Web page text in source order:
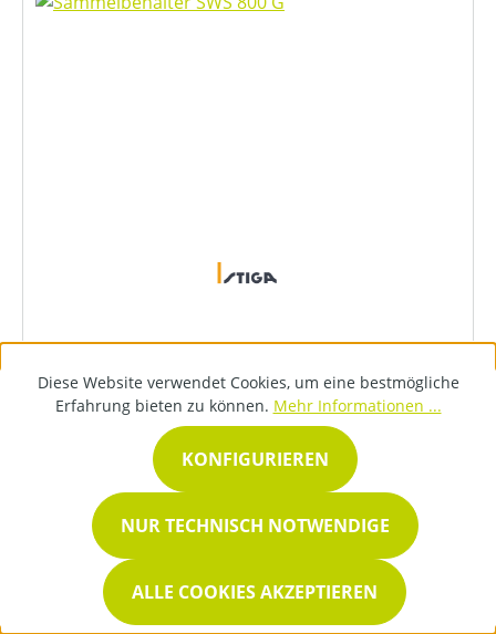
109,00 €*
Diese Website verwendet Cookies, um eine bestmögliche
Erfahrung bieten zu können. Mehr Informationen ...
NUR TECHNISCH NOTWENDIGE
KONFIGURIEREN
ALLE COOKIES AKZEPTIEREN